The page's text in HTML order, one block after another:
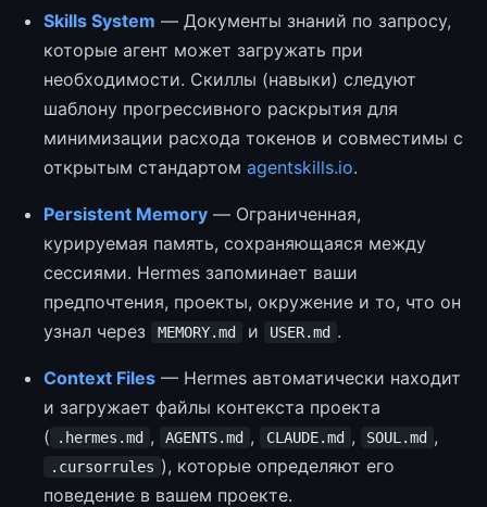
Skills System — Документы знаний по запросу,
которые агент может загружать при
необходимости. Скиллы (навыки) следуют
шаблону прогрессивного раскрытия для
минимизации расхода токенов и совместимы с
открытым стандартом agentskills.io.
Persistent Memory — Ограниченная,
курируемая память, сохраняющаяся между
сессиями. Hermes запоминает ваши
предпочтения, проекты, окружение и то, что он
узнал через
MEMORY.md и USER.md .
Context Files — Hermes автоматически находит
и загружает файлы контекста проекта
(
.hermes.md , AGENTS.md , CLAUDE.md , SOUL.md ,
.cursorrules ), которые определяют его
поведение в вашем проекте.